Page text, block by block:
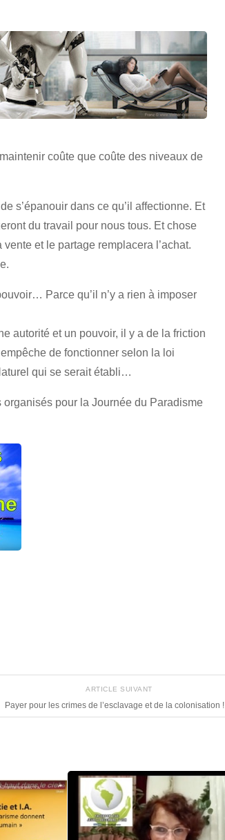
coûte que coûte des niveaux de
s’épanouir dans ce qu’il affectionne. Et
du travail pour nous tous. Et chose
et le partage remplacera l’achat.
Parce qu’il n’y a rien à imposer
autorité et un pouvoir, il y a de la friction
de fonctionner selon la loi
qui se serait établi…
pour la Journée du Paradisme
ARTICLE SUIVANT
Payer pour les crimes de l’esclavage et de la colonisation !